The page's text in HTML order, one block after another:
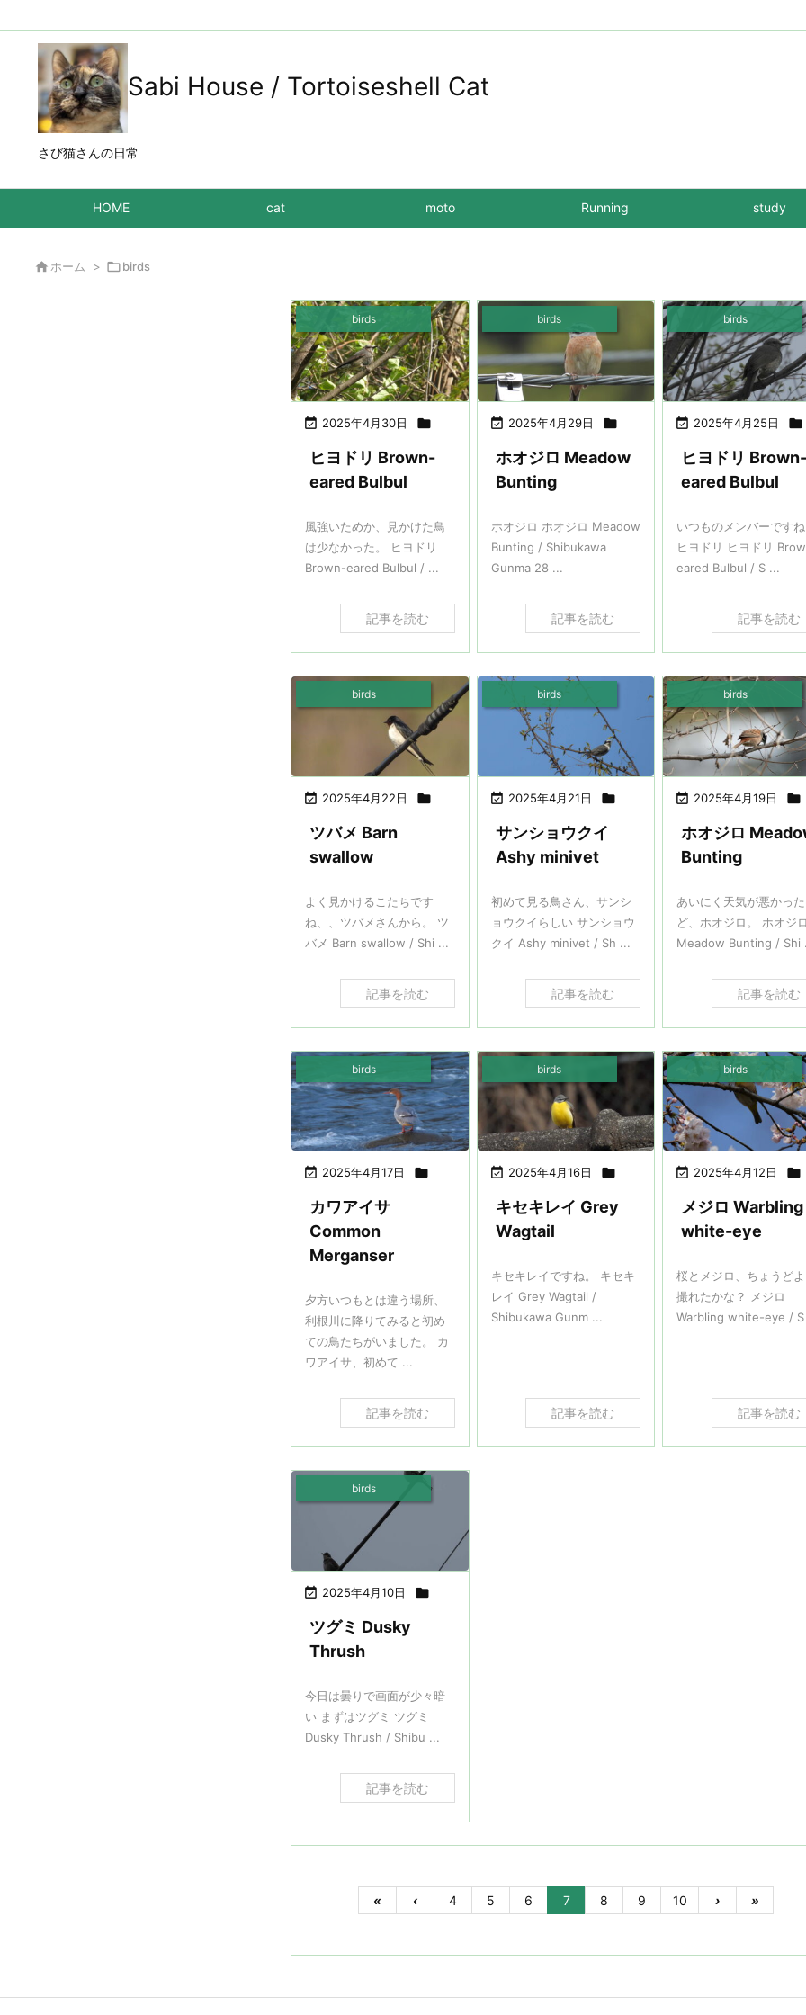
Sabi House / Tortoiseshell Cat
さび猫さんの日常
HOME cat moto Running study
 ホーム > birds
 2025年4月30日 
birds
ヒヨドリ Brown-
eared Bulbul
風強いためか、見かけた鳥
は少なかった。 ヒヨドリ
Brown-eared Bulbul / ...
記事を読む
 2025年4月29日 
birds
ホオジロ Meadow
Bunting
ホオジロ ホオジロ Meadow
Bunting / Shibukawa
Gunma 28 ...
記事を読む
 2025年4月25日 
birds
ヒヨドリ Brown-
eared Bulbul
いつものメンバーですね
ヒヨドリ ヒヨドリ
eared Bulbul / S ...
記事を読む
 2025年4月22日 
birds
ツバメ Barn
swallow
よく見かけるこたちです
ね、、ツバメさんから。 ツ
バメ Barn swallow / Shi ...
記事を読む
 2025年4月21日 
birds
サンショウクイ
Ashy minivet
初めて見る鳥さん、サンシ
ョウクイらしい サンショウ
クイ Ashy minivet / Sh ...
記事を読む
 2025年4月19日 
birds
ホオジロ
Bunting
あいにく天気が悪かっ
ど、ホオジロ。 ホオジロ
Meadow Bunting / Shi
記事を読む
 2025年4月17日 
birds
カワアイサ
Common
Merganser
夕方いつもとは違う場所、
利根川に降りてみると初め
ての鳥たちがいました。 カ
ワアイサ、初めて ...
記事を読む
 2025年4月16日 
birds
キセキレイ Grey
Wagtail
キセキレイですね。 キセキ
レイ Grey Wagtail /
Shibukawa Gunm ...
記事を読む
 2025年4月12日 
birds
メジロ Warbling
white-eye
桜とメジロ、ちょうどよ
撮れたかな？ メジロ
Warbling white-eye / S
記事を読む
 2025年4月10日 
birds
ツグミ Dusky
Thrush
今日は曇りで画面が少々暗
い まずはツグミ ツグミ
Dusky Thrush / Shibu ...
記事を読む
« ‹ 4 5 6 7 8 9 10 › »